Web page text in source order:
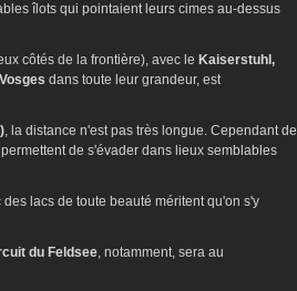
îlots qui pointaient leurs cimes au-dessus
côtés de la frontière), avec le Kaiserstuhl,
Vosges dans toute leur grandeur, est
, la distance n'est pas très longue. Cependant de
de s'évader dans lieux semblables
lacs de toute beauté méritent qu'on s'y
du Feldsee, notamment, sera au